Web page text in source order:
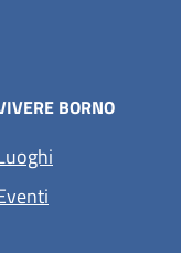
BORNO